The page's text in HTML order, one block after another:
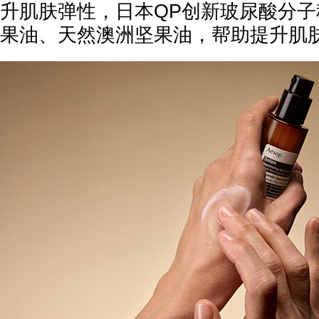
升肌肤弹性，日本QP创新玻尿酸分
果油、天然澳洲坚果油，帮助提升肌